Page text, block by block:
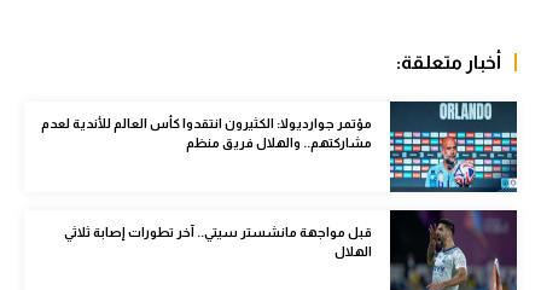
الوطن العربي
في المونديال
رياضة نسائية
آسيا
أخبار متعلقة:
مؤتمر جوارديولا: الكثيرون انتقدوا كأس العالم للأندية لعدم
مشاركتهم.. والهلال فريق منظم
قبل مواجهة مانشستر سيتي.. آخر تطورات إصابة ثلاثي
الهلال